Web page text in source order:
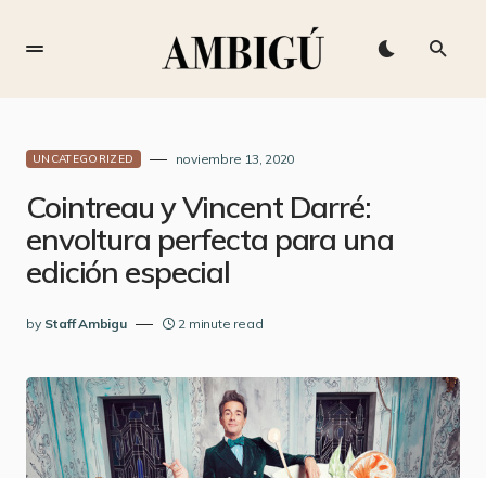
UNCATEGORIZED noviembre 13, 2020
Cointreau y Vincent Darré:
envoltura perfecta para una
edición especial
by Staff Ambigu 2 minute read